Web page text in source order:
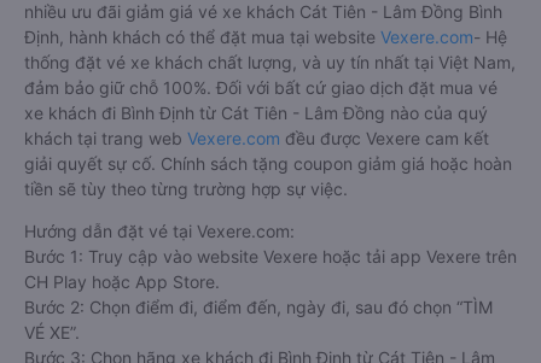
nhiều ưu đãi giảm giá vé xe khách Cát Tiên - Lâm Đồng Bình
Định, hành khách có thể đặt mua tại website Vexere.com- Hệ
thống đặt vé xe khách chất lượng, và uy tín nhất tại Việt Nam,
đảm bảo giữ chỗ 100%. Đối với bất cứ giao dịch đặt mua vé
xe khách đi Bình Định từ Cát Tiên - Lâm Đồng nào của quý
khách tại trang web Vexere.com đều được Vexere cam kết
giải quyết sự cố. Chính sách tặng coupon giảm giá hoặc hoàn
tiền sẽ tùy theo từng trường hợp sự việc.
Hướng dẫn đặt vé tại Vexere.com:
Bước 1: Truy cập vào website Vexere hoặc tải app Vexere trên
CH Play hoặc App Store.
Bước 2: Chọn điểm đi, điểm đến, ngày đi, sau đó chọn “TÌM
VÉ XE”.
Bước 3: Chọn hãng xe khách đi Bình Định từ Cát Tiên - Lâm